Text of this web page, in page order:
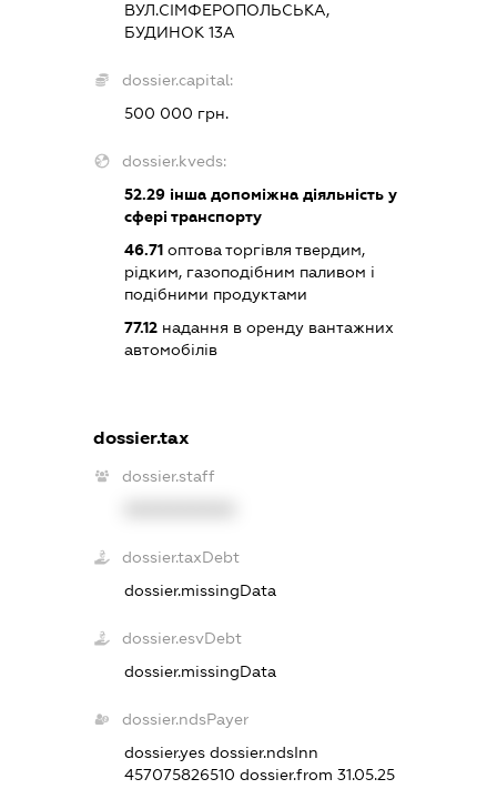
ВУЛ.СІМФЕРОПОЛЬСЬКА,
БУДИНОК 13А
dossier.capital:
500 000 грн.
dossier.kveds:
52.29інша допоміжна діяльність у
сфері транспорту
46.71оптова торгівля твердим,
рідким, газоподібним паливом і
подібними продуктами
77.12надання в оренду вантажних
автомобілів
dossier.tax
dossier.staff
dossier.taxDebt
dossier.missingData
dossier.esvDebt
dossier.missingData
dossier.ndsPayer
dossier.yes dossier.ndsInn
457075826510 dossier.from 31.05.25